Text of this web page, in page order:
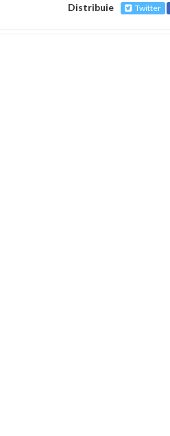
Distribuie Twitter